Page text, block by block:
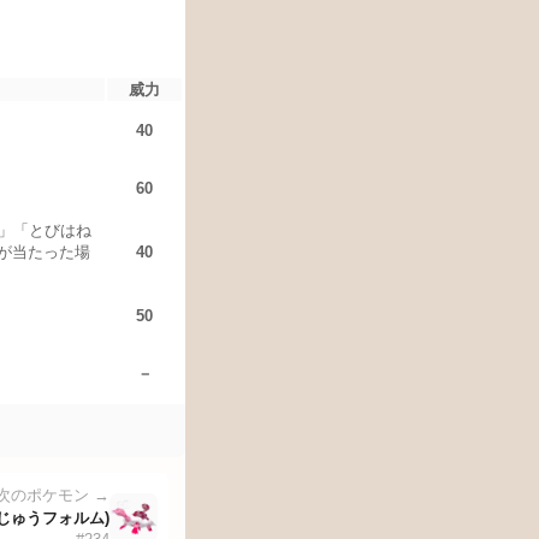
威力
40
60
「とびはね
当たった場
40
50
－
のポケモン →
ゅうフォルム)